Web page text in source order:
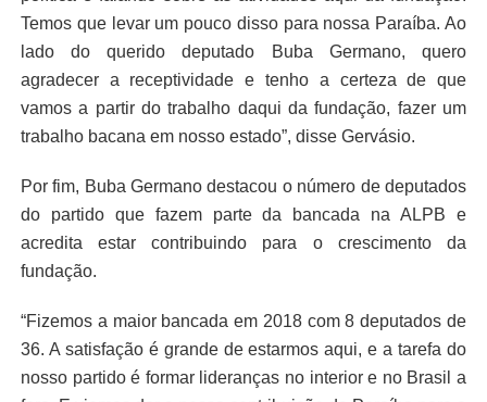
Temos que levar um pouco disso para nossa Paraíba. Ao
lado do querido deputado Buba Germano, quero
agradecer a receptividade e tenho a certeza de que
vamos a partir do trabalho daqui da fundação, fazer um
trabalho bacana em nosso estado”, disse Gervásio.
Por fim, Buba Germano destacou o número de deputados
do partido que fazem parte da bancada na ALPB e
acredita estar contribuindo para o crescimento da
fundação.
“Fizemos a maior bancada em 2018 com 8 deputados de
36. A satisfação é grande de estarmos aqui, e a tarefa do
nosso partido é formar lideranças no interior e no Brasil a